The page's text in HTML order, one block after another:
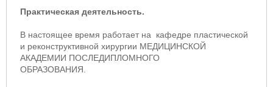
Практическая деятельность.
В настоящее время работает на кафедре пластической
и реконструктивной хирургии МЕДИЦИНСКОЙ
АКАДЕМИИ ПОСЛЕДИПЛОМНОГО
ОБРАЗОВАНИЯ.